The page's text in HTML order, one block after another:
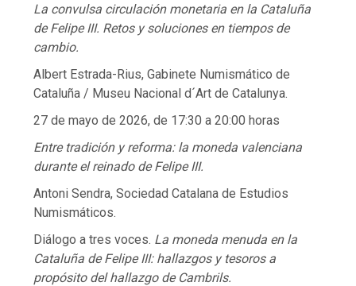
La convulsa circulación monetaria en la Cataluña
de Felipe III. Retos y soluciones en tiempos de
cambio.
Albert Estrada-Rius, Gabinete Numismático de
Cataluña / Museu Nacional d´Art de Catalunya.
27 de mayo de 2026, de 17:30 a 20:00 horas
Entre tradición y reforma: la moneda valenciana
durante el reinado de Felipe III.
Antoni Sendra, Sociedad Catalana de Estudios
Numismáticos.
Diálogo a tres voces. La moneda menuda en la
Cataluña de Felipe III: hallazgos y tesoros a
propósito del hallazgo de Cambrils.